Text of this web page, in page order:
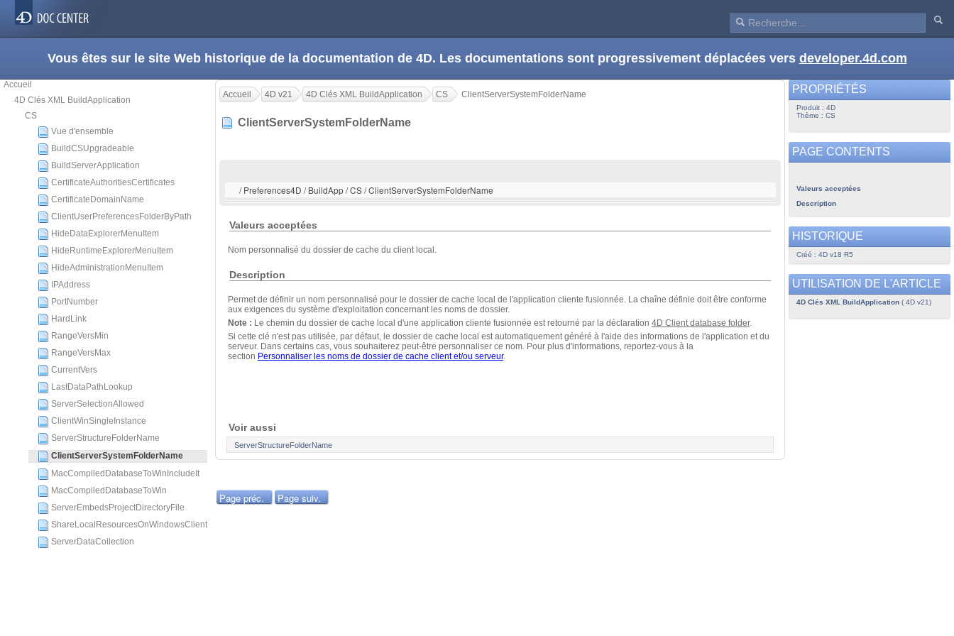
Vous êtes sur le site Web historique de la documentation de 4D. Les documentations sont progressivement déplacées vers developer.4d.com
Accueil
4D Clés XML BuildApplication
CS
Vue d'ensemble
BuildCSUpgradeable
BuildServerApplication
CertificateAuthoritiesCertificates
CertificateDomainName
ClientUserPreferencesFolderByPath
HideDataExplorerMenuItem
HideRuntimeExplorerMenuItem
HideAdministrationMenuItem
IPAddress
PortNumber
HardLink
RangeVersMin
RangeVersMax
CurrentVers
LastDataPathLookup
ServerSelectionAllowed
ClientWinSingleInstance
ServerStructureFolderName
ClientServerSystemFolderName
MacCompiledDatabaseToWinIncludeIt
MacCompiledDatabaseToWin
ServerEmbedsProjectDirectoryFile
ShareLocalResourcesOnWindowsClient
ServerDataCollection
Accueil 4D v21 4D Clés XML BuildApplication CS ClientServerSystemFolderName
ClientServerSystemFolderName
/ Preferences4D / BuildApp / CS / ClientServerSystemFolderName
Valeurs acceptées
Nom personnalisé du dossier de cache du client local.
Description
Permet de définir un nom personnalisé pour le dossier de cache local de l'application cliente fusionnée. La chaîne définie doit être conforme
aux exigences du système d'exploitation concernant les noms de dossier.
Note : Le chemin du dossier de cache local d'une application cliente fusionnée est retourné par la déclaration 4D Client database folder.
Si cette clé n'est pas utilisée, par défaut, le dossier de cache local est automatiquement généré à l'aide des informations de l'application et du
serveur. Dans certains cas, vous souhaiterez peut-être personnaliser ce nom. Pour plus d'informations, reportez-vous à la
section Personnaliser les noms de dossier de cache client et/ou serveur.
Voir aussi
ServerStructureFolderName
Page préc. Page suiv.
PROPRIÉTÉS
Produit : 4D
Thème : CS
PAGE CONTENTS
Valeurs acceptées
Description
HISTORIQUE
Créé : 4D v18 R5
UTILISATION DE L'ARTICLE
4D Clés XML BuildApplication( 4D v21)